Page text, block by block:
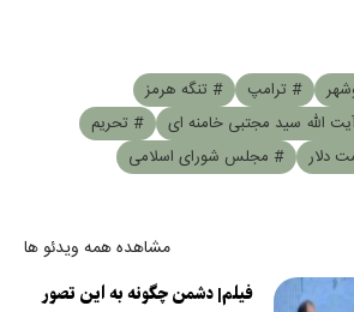
# ترامپ
# تنگه هرمز
الله سید مجتبی خامنه ای
# تحریم
دلار # مجلس شورای اسلامی
مشاهده همه ویدئو ها
فیلم| دشمن چگونه به این تصور